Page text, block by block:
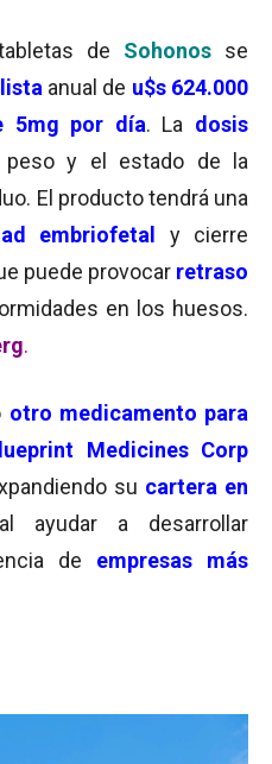
de Sohonos se
anual de u$s 624.000
5mg por día. La dosis
peso y el estado de la
El producto tendrá una
embriofetal
y cierre
puede provocar retraso
en los huesos.
.
otro medicamento para
Medicines Corp
su cartera en
ayudar a desarrollar
de empresas más